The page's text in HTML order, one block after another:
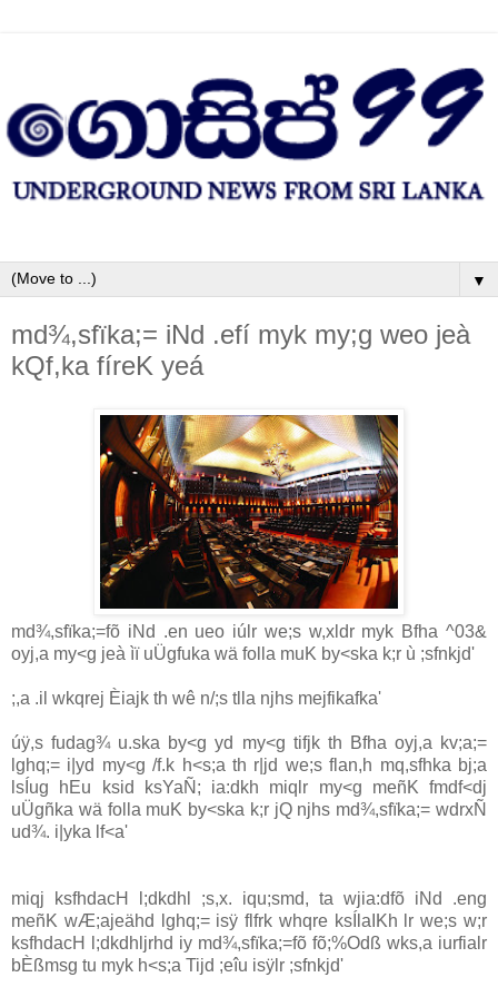
▼
md¾,sfïka;= iNd .efí myk my;g weo jeà
kQf,ka fíreK yeá
md¾,sfïka;=fõ iNd .en ueo iúlr we;s w,xldr myk Bfha ^03&
oyj,a my<g jeà ìï uÜgfuka wä folla muK by<ska k;r ù ;sfnkjd'
;,a .il wkqrej Èiajk th wê n/;s tlla njhs mejfikafka'
úÿ,s fudag¾ u.ska by<g yd my<g tifjk th Bfha oyj,a kv;a;=
lghq;= i|yd my<g /f.k h<s;a th r|jd we;s flan,h mq,sfhka bj;a
lsÍug hEu ksid ksYaÑ; ia:dkh miqlr my<g meñK fmdf<dj
uÜgñka wä folla muK by<ska k;r jQ njhs md¾,sfïka;= wdrxÑ
ud¾. i|yka lf<a'
miqj ksfhdacH l;dkdhl ;s,x. iqu;smd, ta wjia:dfõ iNd .eng
meñK wÆ;ajeähd lghq;= isÿ flfrk whqre ksÍla‍IKh lr we;s w;r
ksfhdacH l;dkdhljrhd iy md¾,sfïka;=fõ fõ;%Odß wks,a iurfialr
bÈßmsg tu myk h<s;a Tijd ;eîu isÿlr ;sfnkjd'